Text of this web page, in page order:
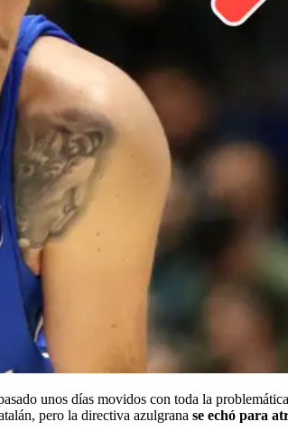
unos días movidos con toda la
pero la directiva azulgrana se echó para